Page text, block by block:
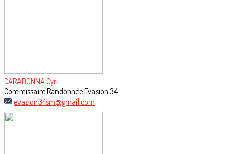
CARADONNA Cyril
Commissaire Randonnée Evasion 34
evasion34sm@gmail.com